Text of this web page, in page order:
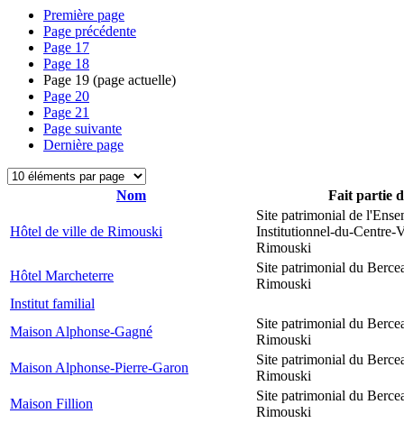
Première page
Page précédente
Page 17
Page 18
Page 19 (page actuelle)
Page 20
Page 21
Page suivante
Dernière page
Nom Fait partie
Hôtel de ville de Rimouski
Site patrimonial de
Institutionnel-du-Centre-
Rimouski
Hôtel Marcheterre
Site patrimonial du
Rimouski
Institut familial
Maison Alphonse-Gagné
Site patrimonial du
Rimouski
Maison Alphonse-Pierre-Garon
Site patrimonial du
Rimouski
Maison Fillion
Site patrimonial du
Rimouski